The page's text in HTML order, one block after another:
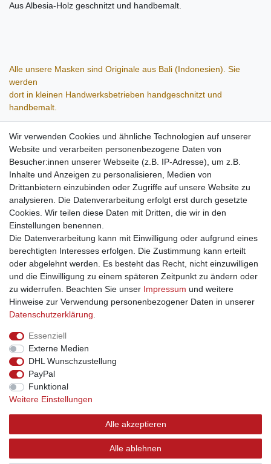
Aus Albesia-Holz geschnitzt und handbemalt.
Alle unsere Masken sind Originale aus Bali (Indonesien). Sie
werden
dort in kleinen Handwerksbetrieben handgeschnitzt und
handbemalt.
können
leichte Abweichungen vom abgebildeten Produkt in Form, Farbe
und
Größe vorkommen, was keinen Raklamationsgrund darstellt,
sondern
die Einzigartigkeit des Produktes unterstreicht.
Impressum Daten­schutz­erklärung AGB
Barrierefreiheitserklärung
Vertrag widerrufen
INFORMATIONEN
Über uns
Versand
Links
Wir verwenden Cookies und ähnliche Technologien auf unserer
Website und verarbeiten personenbezogene Daten von
Besucher:innen unserer Webseite (z.B. IP-Adresse), um z.B.
Inhalte und Anzeigen zu personalisieren, Medien von
Drittanbietern einzubinden oder Zugriffe auf unsere Website zu
analysieren. Die Datenverarbeitung erfolgt erst durch gesetzte
Cookies. Wir teilen diese Daten mit Dritten, die wir in den
Einstellungen benennen.
Die Datenverarbeitung kann mit Einwilligung oder aufgrund eines
berechtigten Interesses erfolgen. Die Zustimmung kann erteilt
oder abgelehnt werden. Es besteht das Recht, nicht einzuwilligen
und die Einwilligung zu einem späteren Zeitpunkt zu ändern oder
zu widerrufen. Beachten Sie unser Impressum und weitere
Hinweise zur Verwendung personenbezogener Daten in unserer
Daten­schutz­erklärung
Essenziell
Externe Medien
DHL Wunschzustellung
PayPal
Funktional
Weitere Einstellungen
Alle akzeptieren
Alle ablehnen